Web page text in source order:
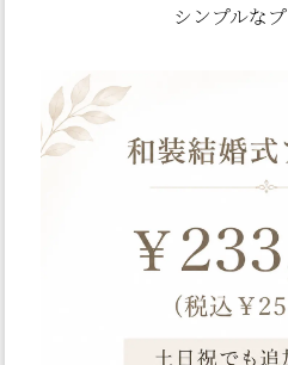
シンプルな